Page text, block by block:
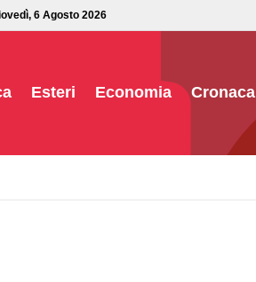
6 Agosto 2026
Esteri Economia Cronaca